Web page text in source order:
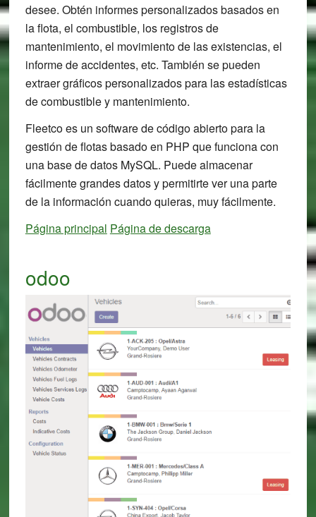
desee. Obtén informes personalizados basados en
la flota, el combustible, los registros de
mantenimiento, el movimiento de las existencias, el
informe de accidentes, etc. También se pueden
extraer gráficos personalizados para las estadísticas
de combustible y mantenimiento.
Fleetco es un software de código abierto para la
gestión de flotas basado en PHP que funciona con
una base de datos MySQL. Puede almacenar
fácilmente grandes datos y permitirte ver una parte
de la información cuando quieras, muy fácilmente.
Página principal Página de descarga
odoo